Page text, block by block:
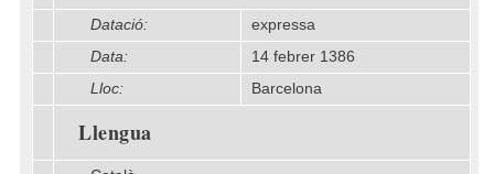
Datació:
expressa
Data:
14 febrer 1386
Lloc:
Barcelona
Llengua